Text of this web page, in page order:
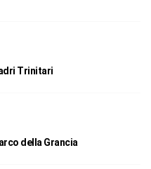
Trinitari
della Grancia